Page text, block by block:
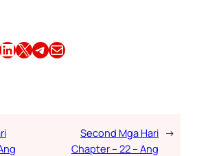
on LinkedIn Share this article on X Share this article on TelegramEmail this Article
Second Mga Hari
Chapter – 22 – Ang
→